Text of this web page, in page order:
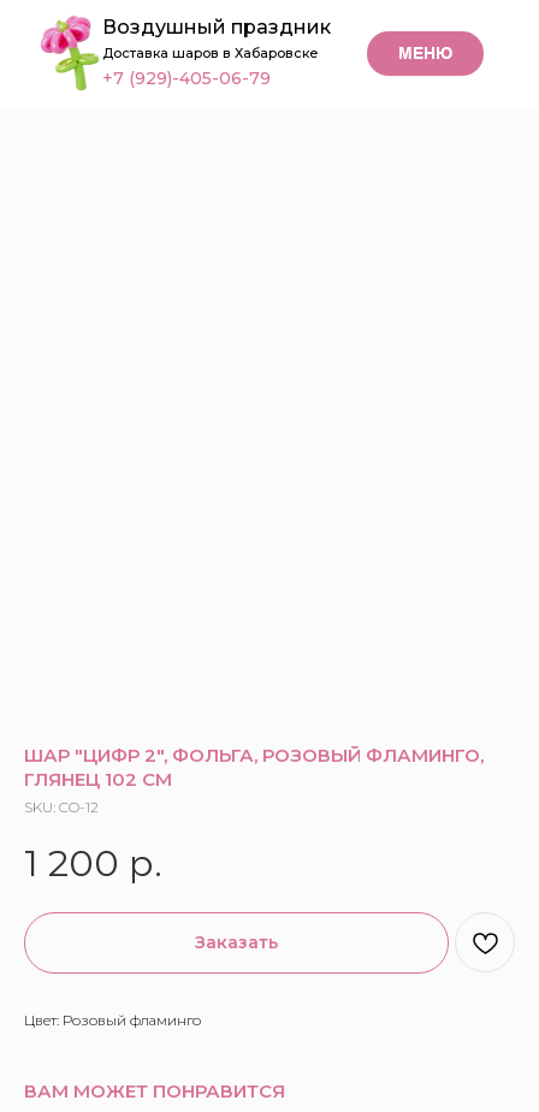
МЕНЮ
Воздушный праздник
Доставка шаров в Хабаровске
+7 (929)-405-06-79
ШАР "ЦИФР 2", ФОЛЬГА, РОЗОВЫЙ ФЛАМИНГО,
ГЛЯНЕЦ 102 СМ
SKU: CO-12
1 200 р.
Заказать
Цвет: Розовый фламинго
ВАМ МОЖЕТ ПОНРАВИТСЯ